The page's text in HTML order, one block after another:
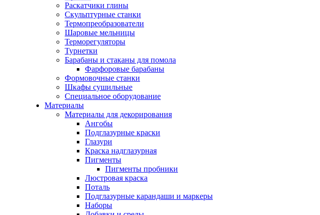
Раскатчики глины
Скульптурные станки
Термопреобразователи
Шаровые мельницы
Терморегуляторы
Турнетки
Барабаны и стаканы для помола
Фарфоровые барабаны
Формовочные станки
Шкафы сушильные
Специальное оборудование
Материалы
Материалы для декорирования
Ангобы
Подглазурные краски
Глазури
Краска надглазурная
Пигменты
Пигменты пробники
Люстровая краска
Поталь
Подглазурные карандаши и маркеры
Наборы